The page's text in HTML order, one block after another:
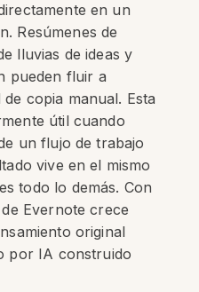
en un
Resúmenes de
lluvias de ideas y
pueden fluir a
copia manual. Esta
útil cuando
un flujo de trabajo
vive en el mismo
todo lo demás. Con
Evernote crece
original
por IA construido